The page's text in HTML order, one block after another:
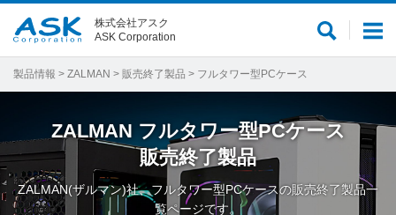
メ
ー
サ
内
検
索
株式会社アスク
ASK Corporation
製品情報 > ZALMAN > 販売終了製品 > フルタワー型PCケース
ZALMAN フルタワー型PCケース
販売終了製品
ZALMAN(ザルマン)社、フルタワー型PCケースの販売終了製品一
覧ページです。